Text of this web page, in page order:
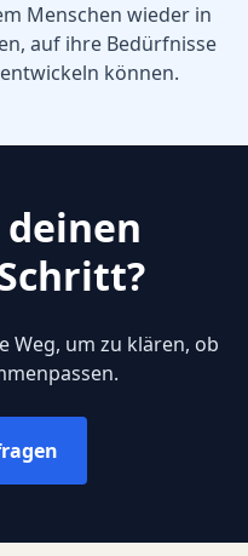
Menschen wieder in
auf ihre Bedürfnisse
können.
Weg, um zu klären, ob